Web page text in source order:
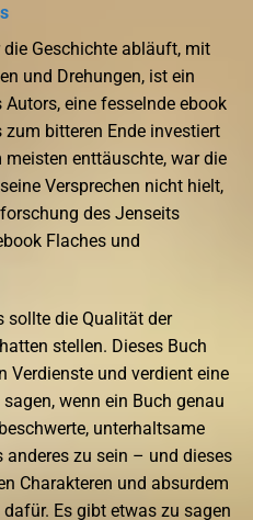
die Geschichte abläuft, mit
und Drehungen, ist ein
eine fesselnde ebook
bitteren Ende investiert
enttäuschte, war die
Versprechen nicht hielt,
des Jenseits
Flaches und
sollte die Qualität der
stellen. Dieses Buch
Verdienste und verdient eine
wenn ein Buch genau
unterhaltsame
anderes zu sein – und dieses
Charakteren und absurdem
Es gibt etwas zu sagen